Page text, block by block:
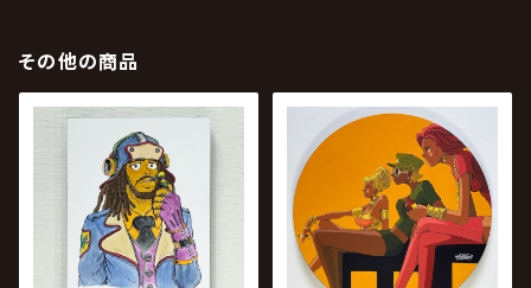
その他の商品